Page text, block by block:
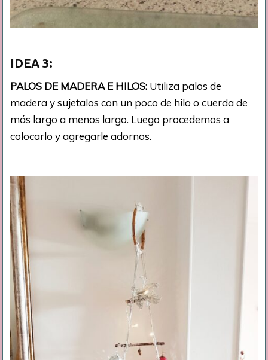
IDEA 3:
PALOS DE MADERA E HILOS: Utiliza palos de
madera y sujetalos con un poco de hilo o cuerda de
más largo a menos largo. Luego procedemos a
colocarlo y agregarle adornos.